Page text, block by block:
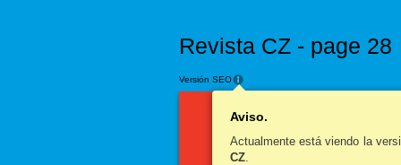
Revista CZ - page 28
Versión SEO
Aviso.
Actualmente está viendo la
CZ.